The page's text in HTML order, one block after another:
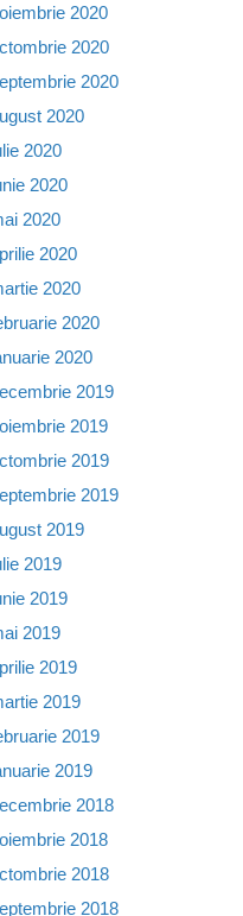
2020
2020
2020
2020
2020
2020
2020
2020
2020
2020
2020
2019
2019
2019
2019
2019
2019
2019
2019
2019
2019
2019
2019
2018
2018
2018
2018